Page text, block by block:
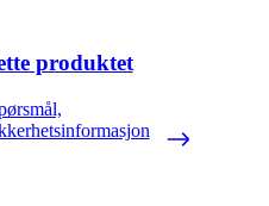
produktet